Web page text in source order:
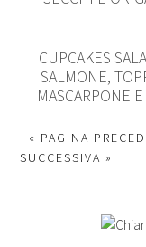
CUPCAKES
SALMONE,
MASCARPONE
« PAGINA
SUCCESSIVA »